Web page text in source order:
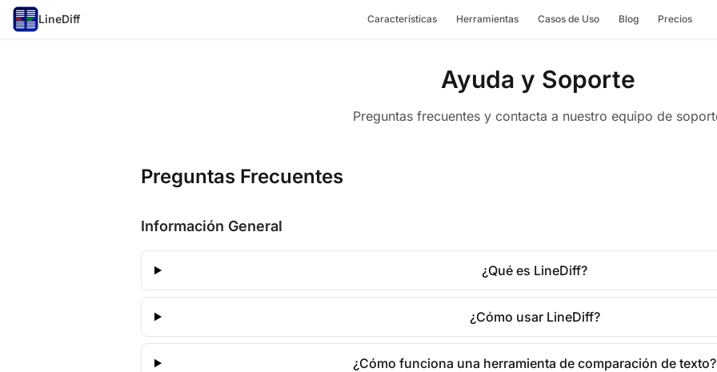
LineDiff Características Herramientas Casos de Uso Blog Precios
Ayuda y Soporte
Preguntas frecuentes y contacta a nuestro equipo de
Preguntas Frecuentes
Información General
¿Qué es LineDiff?
¿Cómo usar LineDiff?
¿Cómo funciona una herramienta de comparación de texto?